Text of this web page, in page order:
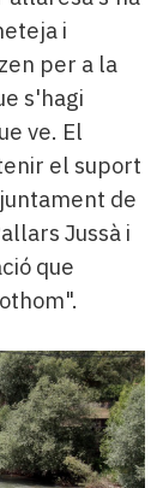
i
per a la
s'hagi
ve. El
el suport
de
Jussà i
que